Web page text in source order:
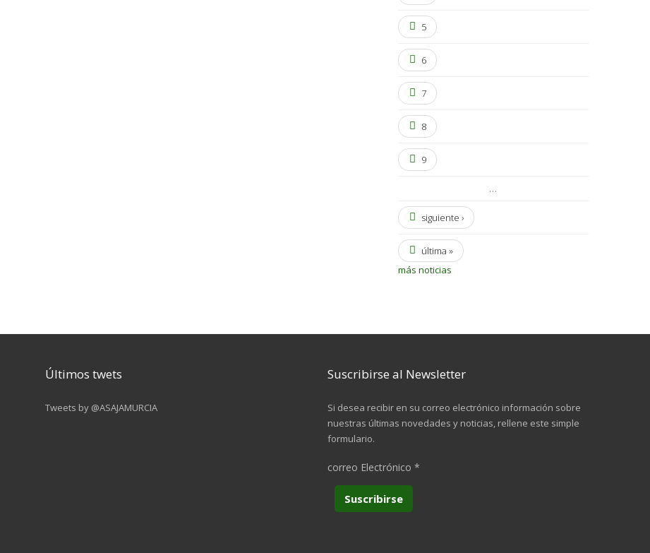
5
6
7
8
9
…
siguiente ›
última »
más noticias
Últimos twets
Tweets by @ASAJAMURCIA
Suscribirse al Newsletter
Si desea recibir en su correo electrónico información sobre
nuestras últimas novedades y noticias, rellene este simple
formulario.
correo Electrónico *